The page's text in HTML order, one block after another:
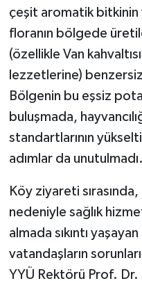
çeşit aromatik
floranın bölgede
(özellikle Van
lezzetlerine)
Bölgenin bu eşsiz
buluşmada,
standartlarının
adımlar da unutulmadı.
Köy ziyareti
nedeniyle sağlık
almada sıkıntı
vatandaşların
YYÜ Rektörü Prof.